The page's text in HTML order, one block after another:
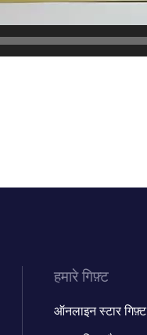
हमारे गिफ़्ट
ऑनलाइन स्टार गिफ़्ट